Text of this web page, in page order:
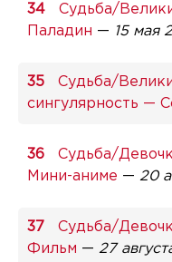
Судьба/
Паладин — 15 мая
Судьба/
сингулярность —
Судьба/
Мини-аниме — 20
Судьба/
Фильм — 27